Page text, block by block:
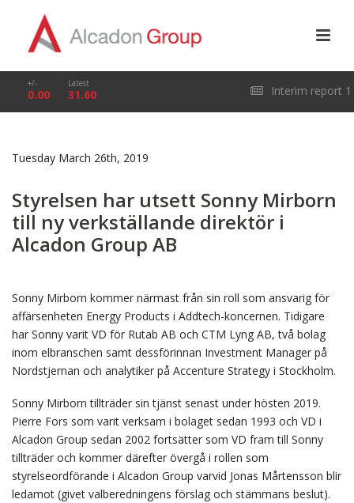
+/-
0.00
Latest
31.60 Interim report 1
Tuesday March 26th, 2019
Styrelsen har utsett Sonny Mirborn
till ny verkställande direktör i
Alcadon Group AB
Sonny Mirborn kommer närmast från sin roll som ansvarig för
affärsenheten Energy Products i Addtech-koncernen. Tidigare
har Sonny varit VD för Rutab AB och CTM Lyng AB, två bolag
inom elbranschen samt dessförinnan Investment Manager på
Nordstjernan och analytiker på Accenture Strategy i Stockholm.
Sonny Mirborn tillträder sin tjänst senast under hösten 2019.
Pierre Fors som varit verksam i bolaget sedan 1993 och VD i
Alcadon Group sedan 2002 fortsätter som VD fram till Sonny
tillträder och kommer därefter övergå i rollen som
styrelseordförande i Alcadon Group varvid Jonas Mårtensson blir
ledamot (givet valberedningens förslag och stämmans beslut).